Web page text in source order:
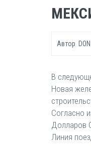
Автор
В
Новая
Согласно
Долларов
Линия